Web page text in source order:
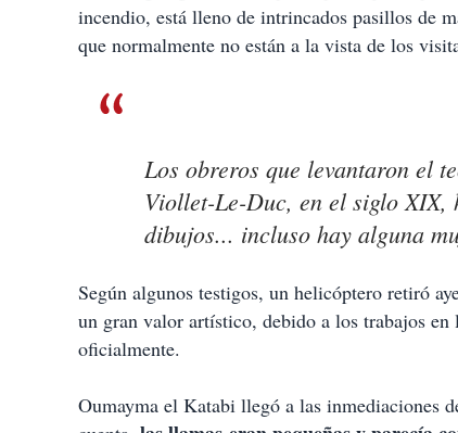
incendio, está lleno de intrincados pasillos de
que normalmente no están a la vista de los
Los obreros que levantaron el
Viollet-Le-Duc, en el siglo XIX,
dibujos... incluso hay alguna
Según algunos testigos, un helicóptero retiró
un gran valor artístico, debido a los trabajos
oficialmente.
Oumayma el Katabi llegó a las inmediaciones